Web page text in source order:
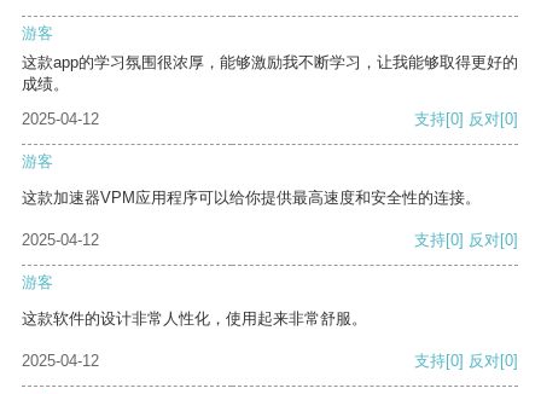
游客
这款app的学习氛围很浓厚，能够激励我不断学习，让我能够取得更好的
成绩。
2025-04-12
支持[0] 反对[0]
游客
这款加速器VPM应用程序可以给你提供最高速度和安全性的连接。
2025-04-12 支持[0] 反对[0]
游客
这款软件的设计非常人性化，使用起来非常舒服。
2025-04-12 支持[0] 反对[0]